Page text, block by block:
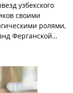
узбекского
своими
ролями,
Ферганской